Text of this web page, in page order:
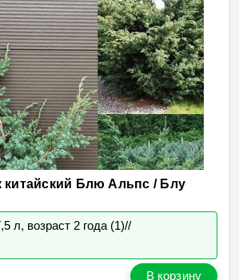
китайский Блю Альпс / Блу
л, возраст 2 года (1)//
В корзину